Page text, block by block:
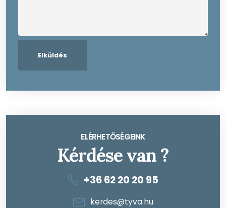
Elküldés
ELÉRHETŐSÉGEINK
Kérdése van ?
+36 62 20 20 95
kerdes@tyva.hu